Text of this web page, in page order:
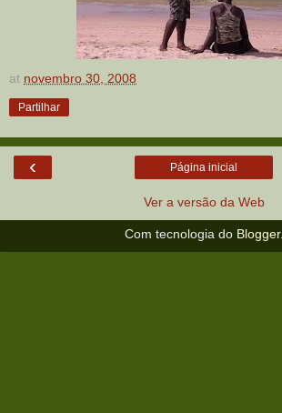
at novembro 30, 2008
Partilhar
‹ Página inicial
Ver a versão da Web
Com tecnologia do Blogger.